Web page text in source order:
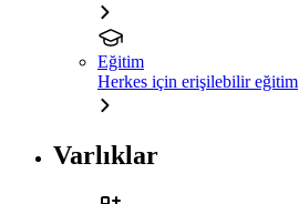
Eğitim
Herkes için erişilebilir eğitim
Varlıklar